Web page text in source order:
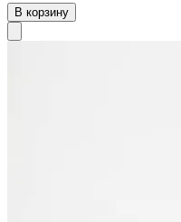
В корзину